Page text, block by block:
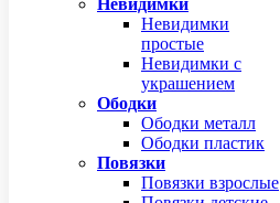
Невидимки
Невидимки
простые
Невидимки с
украшением
Ободки
Ободки металл
Ободки пластик
Повязки
Повязки взрослые